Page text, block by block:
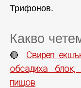
Трифонов.
Какво
🔴 Свиреп
обсадиха
пищов